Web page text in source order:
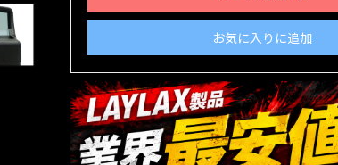
お気に入りに追加